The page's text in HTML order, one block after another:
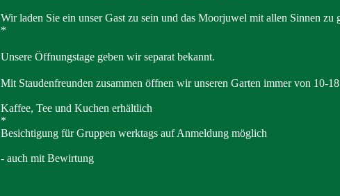
Wir laden Sie ein unser Gast zu sein und das Moorjuwel mit allen Sinnen zu
*
Unsere Öffnungstage geben wir separat bekannt.
Mit Staudenfreunden zusammen öffnen wir unseren Garten immer von 10-
Kaffee, Tee und Kuchen erhältlich
*
Besichtigung für Gruppen werktags auf Anmeldung möglich
- auch mit Bewirtung